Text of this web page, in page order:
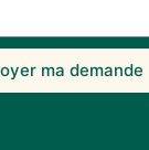
ma demande